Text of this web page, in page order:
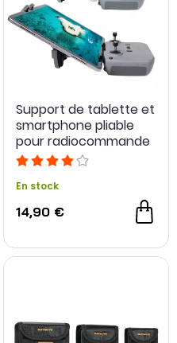
Support de tablette et
smartphone pliable
pour radiocommande
DJI RC-N1 - Sunnylife
En stock
14,90 €